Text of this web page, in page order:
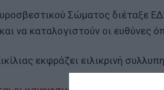
Σώματος διέταξε
να καταλογιστούν οι ευθύνες
εκφράζει ειλικρινή